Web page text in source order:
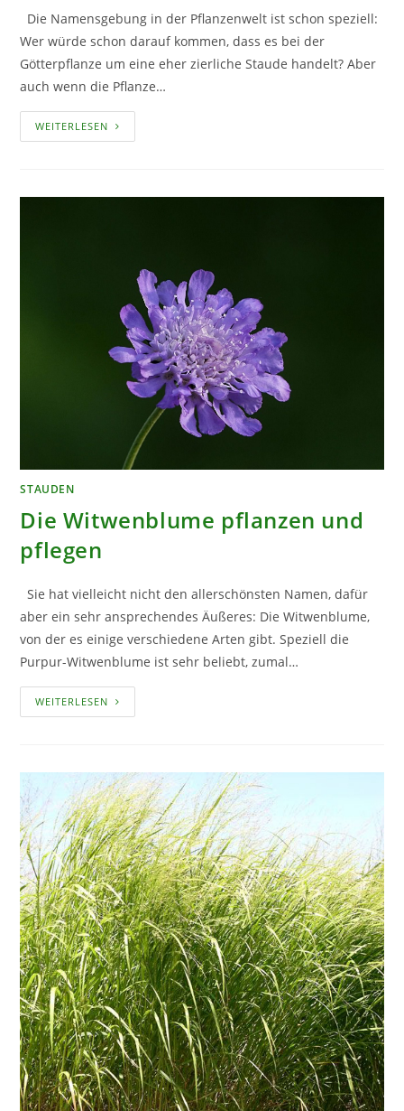
Die Namensgebung in der Pflanzenwelt ist schon speziell:
Wer würde schon darauf kommen, dass es bei der
Götterpflanze um eine eher zierliche Staude handelt? Aber
auch wenn die Pflanze…
WEITERLESEN DIE
GÖTTERBLUME
STAUDEN
Die Witwenblume pflanzen und
pflegen
Sie hat vielleicht nicht den allerschönsten Namen, dafür
aber ein sehr ansprechendes Äußeres: Die Witwenblume,
von der es einige verschiedene Arten gibt. Speziell die
Purpur-Witwenblume ist sehr beliebt, zumal…
WEITERLESEN DIE
WITWENBLUME